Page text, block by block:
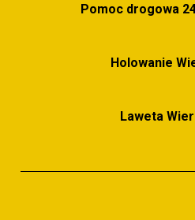
Pomoc drogowa
Holowanie
Laweta